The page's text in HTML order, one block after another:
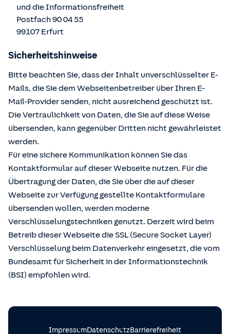
und die Informationsfreiheit
Postfach 90 04 55
99107 Erfurt
Sicherheitshinweise
Bitte beachten Sie, dass der Inhalt unverschlüsselter E-
Mails, die Sie dem Webseitenbetreiber über Ihren E-
Mail-Provider senden, nicht ausreichend geschützt ist.
Die Vertraulichkeit von Daten, die Sie auf diese Weise
übersenden, kann gegenüber Dritten nicht gewährleistet
werden.
Für eine sichere Kommunikation können Sie das
Kontaktformular auf dieser Webseite nutzen. Für die
Übertragung der Daten, die Sie über die auf dieser
Webseite zur Verfügung gestellte Kontaktformulare
übersenden wollen, werden moderne
Verschlüsselungstechniken genutzt. Derzeit wird beim
Betreib dieser Webseite die SSL (Secure Socket Layer)
Verschlüsselung beim Datenverkehr eingesetzt, die vom
Bundesamt für Sicherheit in der Informationstechnik
(BSI) empfohlen wird.
ImpressumDatenschutzBarrierefreiheit